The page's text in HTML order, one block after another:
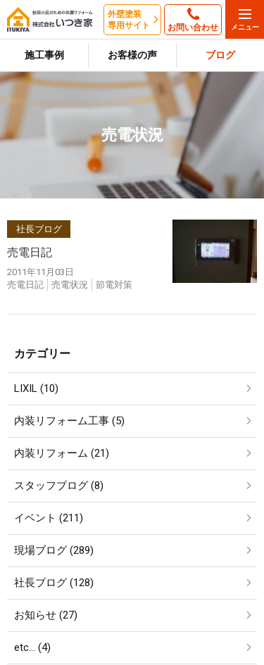
外壁塗装
専用サイト
お問い合わせ
施工事例 お客様の声 ブログ
売電状況
社長ブログ
売電日記
2011年11月03日
売電日記
売電状況 節電対策
カテゴリー
LIXIL (10)
内装リフォーム工事 (5)
内装リフォーム (21)
スタッフブログ (8)
イベント (211)
現場ブログ (289)
社長ブログ (128)
お知らせ (27)
etc… (4)